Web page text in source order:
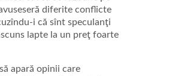
diferite conflicte
i că sînt speculanţi
lapte la un preţ foarte
apară opinii care